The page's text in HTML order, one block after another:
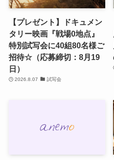
【プレゼント】ドキュメン
タリー映画『戦場0地点』
特別試写会に40組80名様ご
招待☆（応募締切：8月19
日）
2026.8.07 試写会